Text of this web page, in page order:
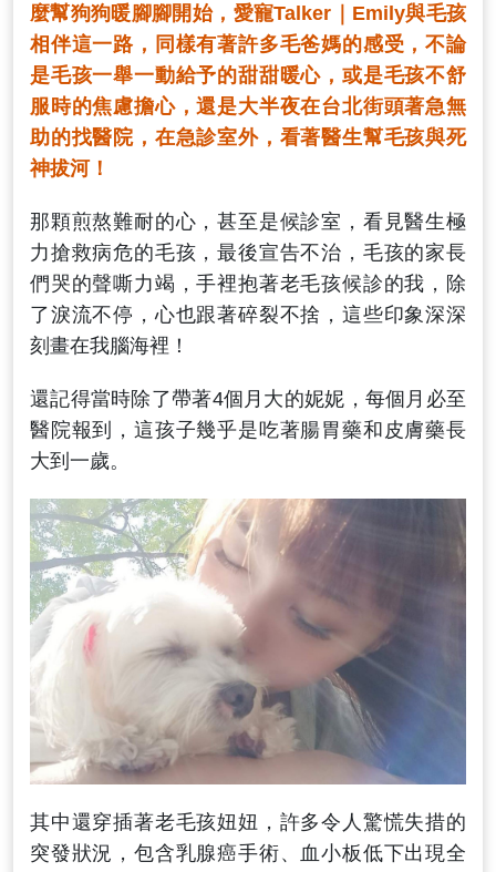
麼幫狗狗暖腳腳開始，愛寵Talker｜Emily與毛孩
相伴這一路，同樣有著許多毛爸媽的感受，不論
是毛孩一舉一動給予的甜甜暖心，或是毛孩不舒
服時的焦慮擔心，還是大半夜在台北街頭著急無
助的找醫院，在急診室外，看著醫生幫毛孩與死
神拔河！
那顆煎熬難耐的心，甚至是候診室，看見醫生極
力搶救病危的毛孩，最後宣告不治，毛孩的家長
們哭的聲嘶力竭，手裡抱著老毛孩候診的我，除
了淚流不停，心也跟著碎裂不捨，這些印象深深
刻畫在我腦海裡！
還記得當時除了帶著4個月大的妮妮，每個月必至
醫院報到，這孩子幾乎是吃著腸胃藥和皮膚藥長
大到一歲。
其中還穿插著老毛孩妞妞，許多令人驚慌失措的
突發狀況，包含乳腺癌手術、血小板低下出現全